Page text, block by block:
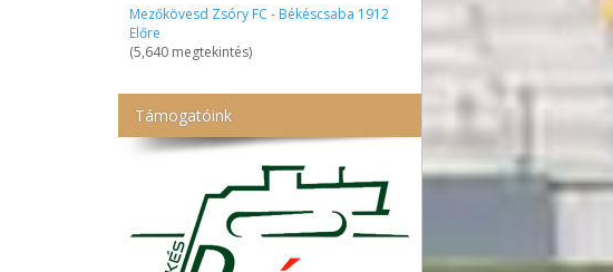
Mezőkövesd Zsóry FC - Békéscsaba 1912
Előre
(5,640 megtekintés)
Támogatóink